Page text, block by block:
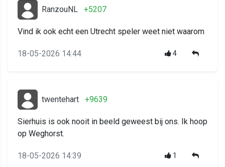
RanzouNL +5207
Vind ik ook echt een Utrecht speler weet niet waarom
18-05-2026 14:44 4
twentehart +9639
Sierhuis is ook nooit in beeld geweest bij ons. Ik hoop
op Weghorst.
18-05-2026 14:39 1